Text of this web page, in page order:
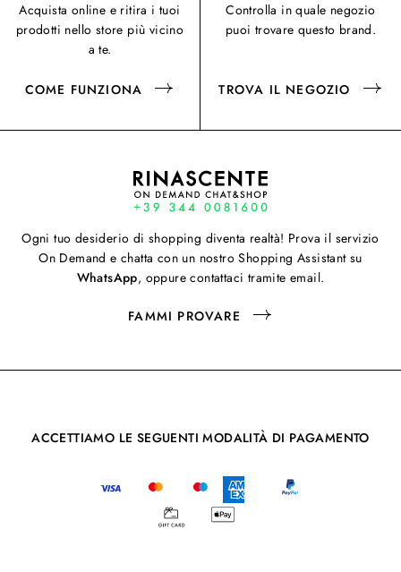
Acquista online e ritira i tuoi
prodotti nello store più vicino
a te.
COME FUNZIONA
Controlla in quale negozio
puoi trovare questo brand.
TROVA IL NEGOZIO
Ogni tuo desiderio di shopping diventa realtà! Prova il servizio
On Demand e chatta con un nostro Shopping Assistant su
WhatsApp, oppure contattaci tramite email.
FAMMI PROVARE
ACCETTIAMO LE SEGUENTI MODALITÀ DI PAGAMENTO